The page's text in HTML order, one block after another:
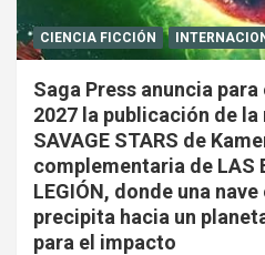
CIENCIA FICCIÓN
Saga Press anuncia
2027 la publicación de la
SAVAGE STARS de
complementaria de LAS
LEGIÓN, donde una
precipita hacia un
para el impacto